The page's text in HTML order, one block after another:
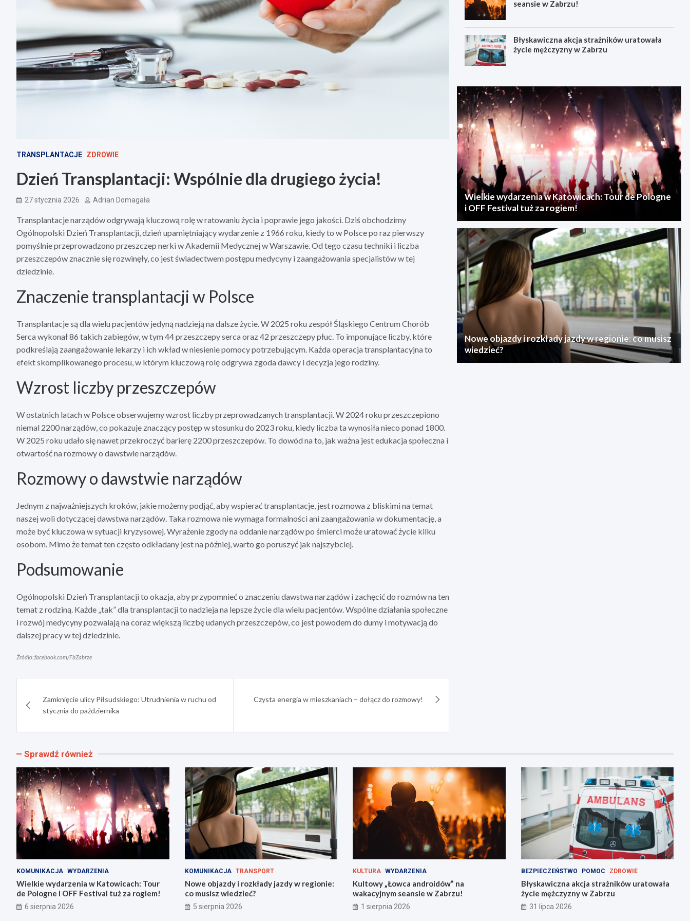
TRANSPLANTACJE ZDROWIE
Dzień Transplantacji: Wspólnie dla drugiego życia!
27 stycznia 2026 Adrian Domagała
Transplantacje narządów odgrywają kluczową rolę w ratowaniu życia i poprawie jego jakości. Dziś obchodzimy
Ogólnopolski Dzień Transplantacji, dzień upamiętniający wydarzenie z 1966 roku, kiedy to w Polsce po raz pierwszy
pomyślnie przeprowadzono przeszczep nerki w Akademii Medycznej w Warszawie. Od tego czasu techniki i liczba
przeszczepów znacznie się rozwinęły, co jest świadectwem postępu medycyny i zaangażowania specjalistów w tej
dziedzinie.
Znaczenie transplantacji w Polsce
Transplantacje są dla wielu pacjentów jedyną nadzieją na dalsze życie. W 2025 roku zespół Śląskiego Centrum Chorób
Serca wykonał 86 takich zabiegów, w tym 44 przeszczepy serca oraz 42 przeszczepy płuc. To imponujące liczby, które
podkreślają zaangażowanie lekarzy i ich wkład w niesienie pomocy potrzebującym. Każda operacja transplantacyjna to
efekt skomplikowanego procesu, w którym kluczową rolę odgrywa zgoda dawcy i decyzja jego rodziny.
Wzrost liczby przeszczepów
W ostatnich latach w Polsce obserwujemy wzrost liczby przeprowadzanych transplantacji. W 2024 roku przeszczepiono
niemal 2200 narządów, co pokazuje znaczący postęp w stosunku do 2023 roku, kiedy liczba ta wynosiła nieco ponad 1800.
W 2025 roku udało się nawet przekroczyć barierę 2200 przeszczepów. To dowód na to, jak ważna jest edukacja społeczna i
otwartość na rozmowy o dawstwie narządów.
Rozmowy o dawstwie narządów
Jednym z najważniejszych kroków, jakie możemy podjąć, aby wspierać transplantacje, jest rozmowa z bliskimi na temat
naszej woli dotyczącej dawstwa narządów. Taka rozmowa nie wymaga formalności ani zaangażowania w dokumentację, a
może być kluczowa w sytuacji kryzysowej. Wyrażenie zgody na oddanie narządów po śmierci może uratować życie kilku
osobom. Mimo że temat ten często odkładany jest na później, warto go poruszyć jak najszybciej.
Podsumowanie
Ogólnopolski Dzień Transplantacji to okazja, aby przypomnieć o znaczeniu dawstwa narządów i zachęcić do rozmów na ten
temat z rodziną. Każde „tak” dla transplantacji to nadzieja na lepsze życie dla wielu pacjentów. Wspólne działania społeczne
i rozwój medycyny pozwalają na coraz większą liczbę udanych przeszczepów, co jest powodem do dumy i motywacją do
dalszej pracy w tej dziedzinie.
Źródło: facebook.com/FbZabrze
wpisuZamknięcie ulicy Piłsudskiego: Utrudnienia w ruchu od
stycznia do października
Czysta energia w mieszkaniach – dołącz do rozmowy!
seansie w Zabrzu!
Błyskawiczna akcja strażników uratowała
życie mężczyzny w Zabrzu
Wielkie wydarzenia w Katowicach: Tour de Pologne
i OFF Festival tuż za rogiem!
Nowe objazdy i rozkłady jazdy w regionie: co musisz
wiedzieć?
Sprawdź również
KOMUNIKACJA WYDARZENIA
Wielkie wydarzenia w Katowicach: Tour
de Pologne i OFF Festival tuż za rogiem!
6 sierpnia 2026
KOMUNIKACJA TRANSPORT
Nowe objazdy i rozkłady jazdy w regionie:
co musisz wiedzieć?
5 sierpnia 2026
KULTURA WYDARZENIA
Kultowy „Łowca androidów” na
wakacyjnym seansie w Zabrzu!
1 sierpnia 2026
BEZPIECZEŃSTWO POMOC ZDROWIE
Błyskawiczna akcja strażników uratowała
życie mężczyzny w Zabrzu
31 lipca 2026